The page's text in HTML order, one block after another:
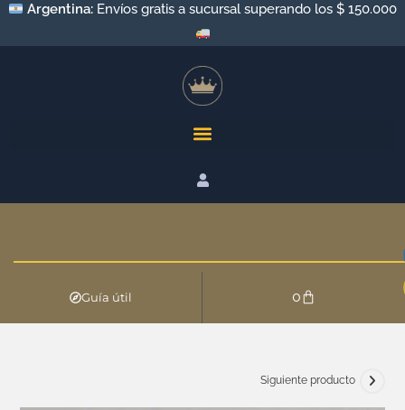
Argentina: Envíos gratis a sucursal superando los $ 150.000
Guía útil 0
Siguiente producto